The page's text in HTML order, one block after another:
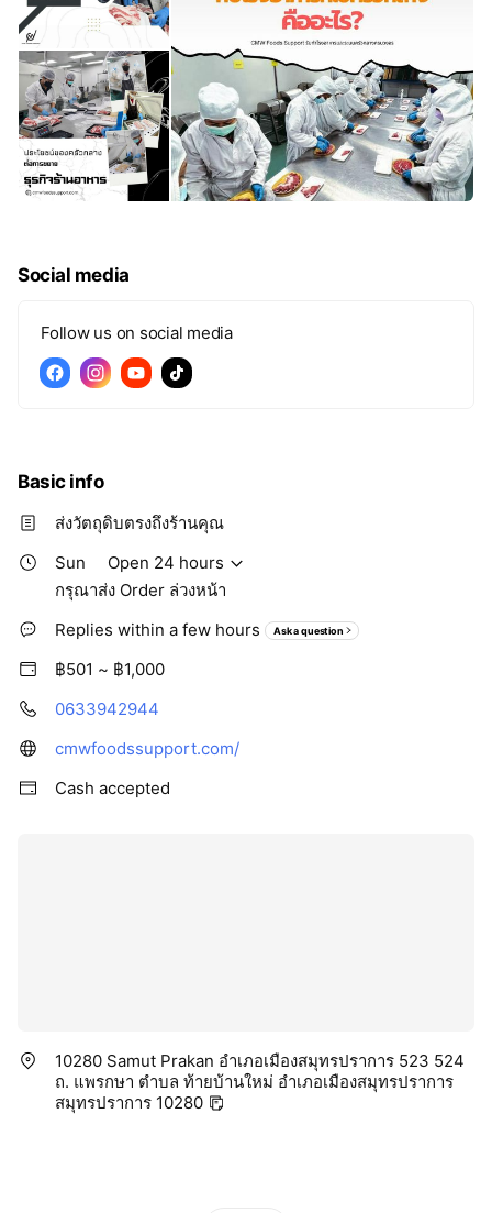
Social media
Follow us on social media
Basic info
ส่งวัตถุดิบตรงถึงร้านคุณ
Sun
Open 24 hours
กรุณาส่ง Order ล่วงหน้า
Replies within a few hours
Ask a question
฿501 ~ ฿1,000
0633942944
cmwfoodssupport.com/
Cash accepted
10280 Samut Prakan อำเภอเมืองสมุทรปราการ 523 524
ถ. แพรกษา ตำบล ท้ายบ้านใหม่ อำเภอเมืองสมุทรปราการ
สมุทรปราการ 10280